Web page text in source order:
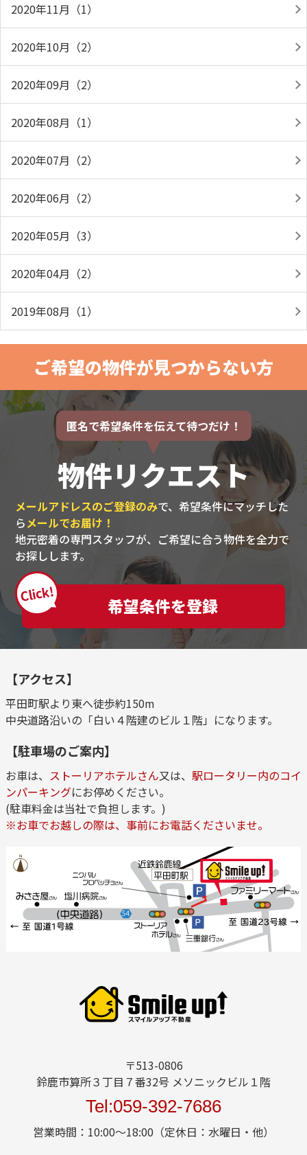
2020年11月（1）
2020年10月（2）
2020年09月（2）
2020年08月（1）
2020年07月（2）
2020年06月（2）
2020年05月（3）
2020年04月（2）
2019年08月（1）
ご希望の物件が見つからない方
匿名で希望条件を伝えて待つだけ！
物件リクエスト
メールアドレスのご登録のみで、希望条件にマッチした
らメールでお届け！
地元密着の専門スタッフが、ご希望に合う物件を全力で
お探しします。
Click!
希望条件を登録
【アクセス】
平田町駅より東へ徒歩約150m
中央道路沿いの「白い４階建のビル１階」になります。
【駐車場のご案内】
お車は、 ストーリアホテルさん又は、 駅ロータリー内のコイ
ンパーキングにお停めください。
(駐車料金は当社で負担します。)
※お車でお越しの際は、事前にお電話くださいませ。
〒513-0806
鈴鹿市算所３丁目７番32号 メソニックビル１階
Tel:059-392-7686
営業時間：10:00～18:00（定休日：水曜日・他）